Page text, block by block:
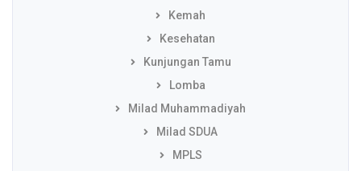
Kemah
Kesehatan
Kunjungan Tamu
Lomba
Milad Muhammadiyah
Milad SDUA
MPLS